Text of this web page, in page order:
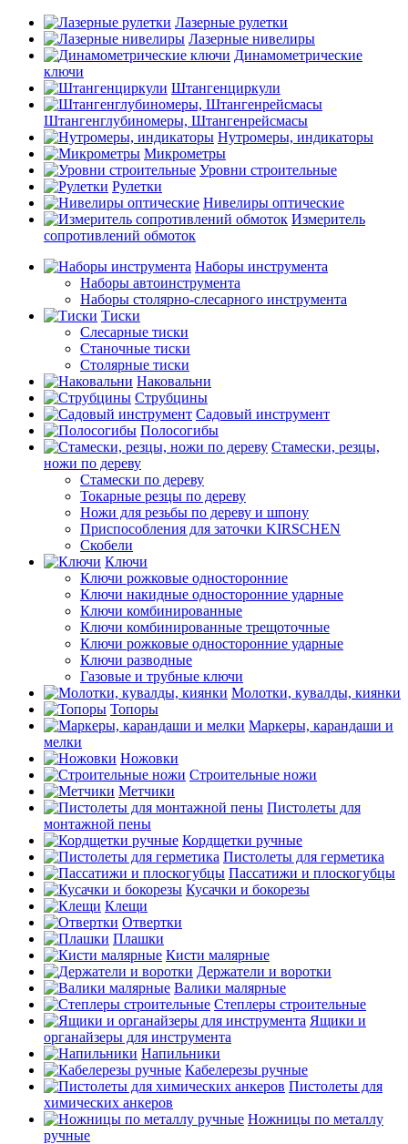
Лазерные рулетки
Лазерные нивелиры
Динамометрические
ключи
Штангенциркули
Штангенглубиномеры, Штангенрейсмасы
Нутромеры, индикаторы
Микрометры
Уровни строительные
Рулетки
Нивелиры оптические
Измеритель
сопротивлений обмоток
Наборы инструмента
Наборы автоинструмента
Наборы столярно-слесарного инструмента
Тиски
Слесарные тиски
Станочные тиски
Столярные тиски
Наковальни
Струбцины
Садовый инструмент
Полосогибы
Стамески, резцы,
ножи по дереву
Стамески по дереву
Токарные резцы по дереву
Ножи для резьбы по дереву и шпону
Приспособления для заточки KIRSCHEN
Скобели
Ключи
Ключи рожковые односторонние
Ключи накидные односторонние ударные
Ключи комбинированные
Ключи комбинированные трещоточные
Ключи рожковые односторонние ударные
Ключи разводные
Газовые и трубные ключи
Молотки, кувалды, киянки
Топоры
Маркеры, карандаши и
мелки
Ножовки
Строительные ножи
Метчики
Пистолеты для
монтажной пены
Кордщетки ручные
Пистолеты для герметика
Пассатижи и плоскогубцы
Кусачки и бокорезы
Клещи
Отвертки
Плашки
Кисти малярные
Держатели и воротки
Валики малярные
Степлеры строительные
Ящики и
органайзеры для инструмента
Напильники
Кабелерезы ручные
Пистолеты для
химических анкеров
Ножницы по металлу
ручные